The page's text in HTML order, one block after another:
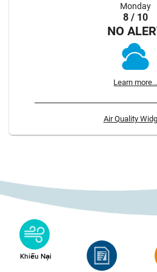
Monday
8 / 10
NO
Learn more...
Air Quality
Khiếu Nại